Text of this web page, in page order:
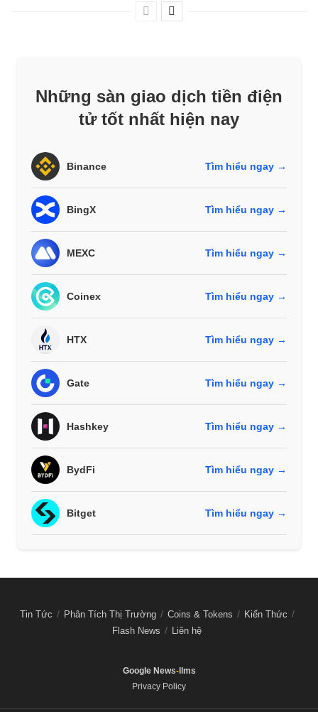
Những sàn giao dịch tiền điện
tử tốt nhất hiện nay
Binance Tìm hiểu ngay →
BingX Tìm hiểu ngay →
MEXC Tìm hiểu ngay →
Coinex Tìm hiểu ngay →
HTX Tìm hiểu ngay →
Gate Tìm hiểu ngay →
Hashkey Tìm hiểu ngay →
BydFi Tìm hiểu ngay →
Bitget Tìm hiểu ngay →
Tin Tức Phân Tích Thị Trường Coins & Tokens
Kiến Thức
Flash News
Liên hệ
Google News-llms
Privacy Policy